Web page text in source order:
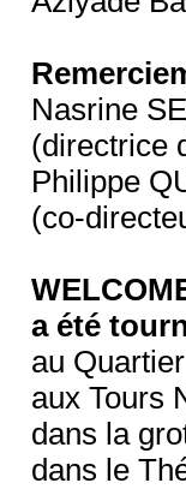
Nasrine
(directrice
Philippe
(co-
a été
au
aux Tours
dans la
dans le